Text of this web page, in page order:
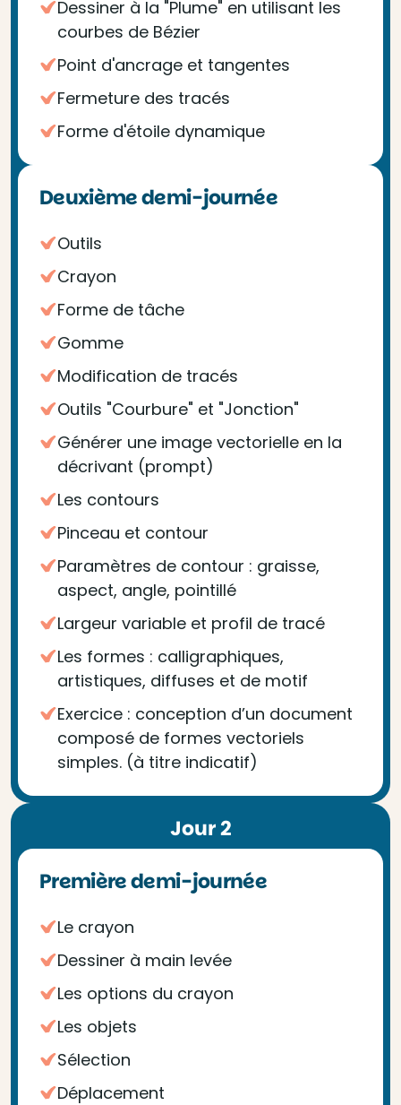
Dessiner à la "Plume" en utilisant les
courbes de Bézier
Point d'ancrage et tangentes
Fermeture des tracés
Forme d'étoile dynamique
Deuxième demi-journée
Outils
Crayon
Forme de tâche
Gomme
Modification de tracés
Outils "Courbure" et "Jonction"
Générer une image vectorielle en la
décrivant (prompt)
Les contours
Pinceau et contour
Paramètres de contour : graisse,
aspect, angle, pointillé
Largeur variable et profil de tracé
Les formes : calligraphiques,
artistiques, diffuses et de motif
Exercice : conception d’un document
composé de formes vectoriels
simples. (à titre indicatif)
Jour 2
Première demi-journée
Le crayon
Dessiner à main levée
Les options du crayon
Les objets
Sélection
Déplacement